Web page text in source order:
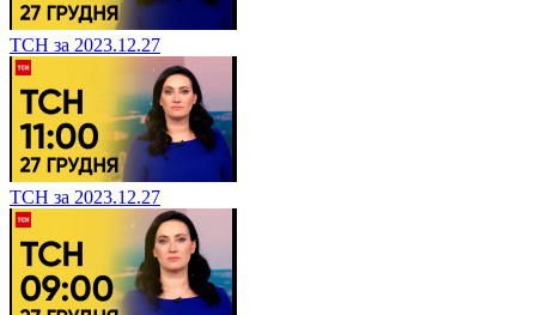
ТСН за 2023.12.27
ТСН за 2023.12.27